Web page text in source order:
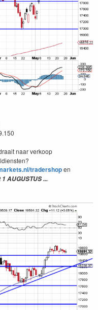
naar verkoop
tradershopen
1 AUGUSTUS...